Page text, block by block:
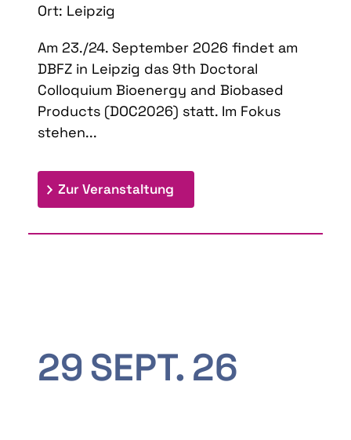
Ort: Leipzig
Am 23./24. September 2026 findet am
DBFZ in Leipzig das 9th Doctoral
Colloquium Bioenergy and Biobased
Products (DOC2026) statt. Im Fokus
stehen...
Zur Veranstaltung
29SEPT. 26